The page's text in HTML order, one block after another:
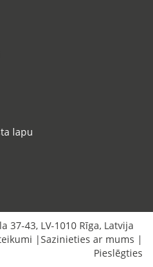
lapu
37-43, LV-1010 Rīga, Latvija
|Sazinieties ar mums |
Pieslēgties